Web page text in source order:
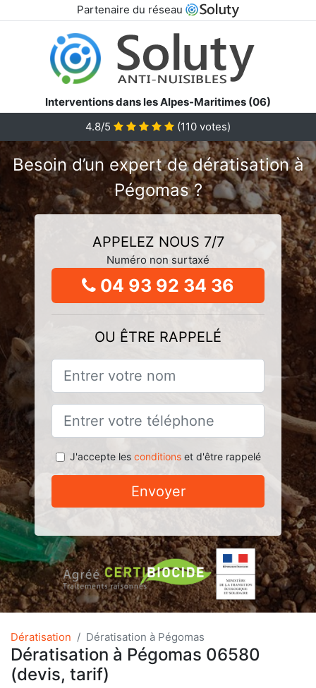
Partenaire du réseau
Interventions dans les Alpes-Maritimes (06)
4.8/5
(110 votes)
Besoin d’un expert de dératisation à
Pégomas ?
APPELEZ NOUS 7/7
Numéro non surtaxé
04 93 92 34 36
OU ÊTRE RAPPELÉ
J'accepte les conditionset d'être rappelé
Envoyer
Dératisation Dératisation à Pégomas
Dératisation à Pégomas 06580
(devis, tarif)